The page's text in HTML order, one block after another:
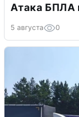
Атака БПЛА
5 августа 0